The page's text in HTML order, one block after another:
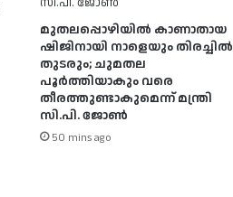
മുതലപ്പൊഴിയിൽ കാണാതായ
ഷിജിനായി നാളെയും തിരച്ചിൽ
തുടരും; ചുമതല
പൂർത്തിയാകും വരെ
തീരത്തുണ്ടാകുമെന്ന് മന്ത്രി
സി.പി. ജോൺ
50 mins ago